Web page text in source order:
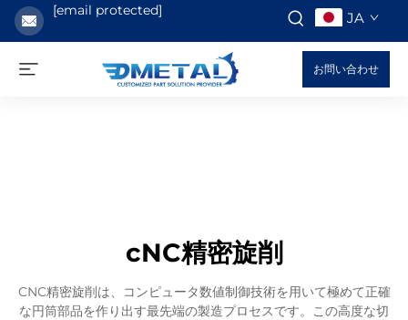
[email protected] JA
お問い合わせ
cNC精密旋削
CNC精密旋削は、コンピュータ数値制御技術を用いて極めて正確
な円筒部品を作り出す最先端の製造プロセスです。この高度な切